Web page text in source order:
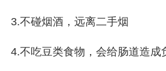
3.不碰烟酒，远离二手烟
4.不吃豆类食物，会给肠道造成